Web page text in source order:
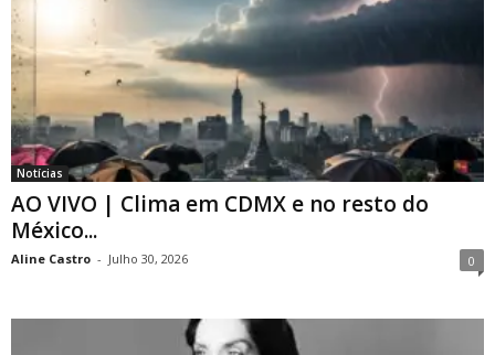
Notícias
AO VIVO | Clima em CDMX e no resto do
México...
Aline Castro - Julho 30, 2026 0